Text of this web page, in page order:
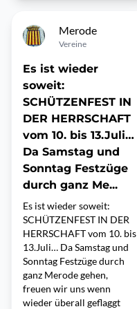
Merode
Vereine
Es ist wieder
soweit:
SCHÜTZENFEST IN
DER HERRSCHAFT
vom 10. bis 13.Juli…
Da Samstag und
Sonntag Festzüge
durch ganz Me...
Es ist wieder soweit:
SCHÜTZENFEST IN DER
HERRSCHAFT vom 10. bis
13.Juli… Da Samstag und
Sonntag Festzüge durch
ganz Merode gehen,
freuen wir uns wenn
wieder überall geflaggt